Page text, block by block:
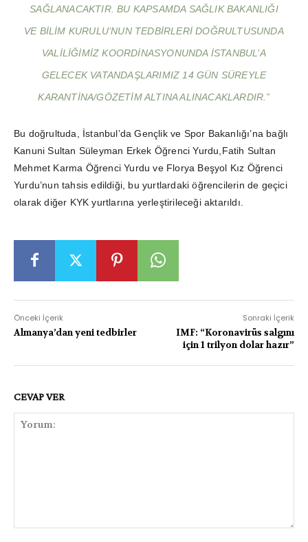
SAĞLANACAKTIR. BU KAPSAMDA SAĞLIK BAKANLIĞI
VE BILIM KURULU’NUN TEDBIRLERI DOĞRULTUSUNDA
VALILIĞIMIZ KOORDINASYONUNDA İSTANBUL’A
GELECEK VATANDAŞLARIMIZ 14 GÜN SÜREYLE
KARANTINA/GÖZETIM ALTINA ALINACAKLARDIR.”
Bu doğrultuda, İstanbul’da Gençlik ve Spor Bakanlığı’na bağlı
Kanuni Sultan Süleyman Erkek Öğrenci Yurdu,Fatih Sultan
Mehmet Karma Öğrenci Yurdu ve Florya Beşyol Kız Öğrenci
Yurdu’nun tahsis edildiği, bu yurtlardaki öğrencilerin de geçici
olarak diğer KYK yurtlarına yerleştirileceği aktarıldı.
Önceki İçerik
Almanya’dan yeni tedbirler
Sonraki İçerik
IMF: “Koronavirüs salgını
için 1 trilyon dolar hazır”
CEVAP VER